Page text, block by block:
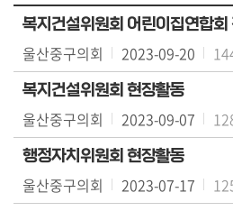
의
원
광
장
의
회
소
식
복지건설위원회 어린이집연합회
울산중구의회 2023-09-20
복지건설위원회 현장활동
울산중구의회 2023-09-07
행정자치위원회 현장활동
울산중구의회 2023-07-17